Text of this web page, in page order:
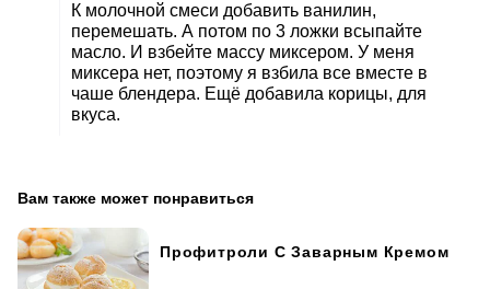
К молочной смеси добавить ванилин,
перемешать. А потом по 3 ложки всыпайте
масло. И взбейте массу миксером. У меня
миксера нет, поэтому я взбила все вместе в
чаше блендера. Ещё добавила корицы, для
вкуса.
Вам также может понравиться
Профитроли С Заварным Кремом